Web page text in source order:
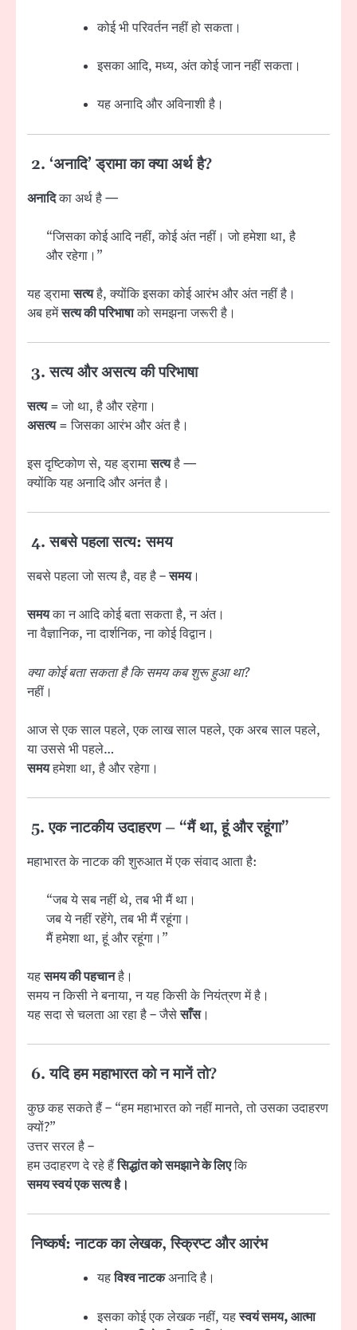
कोई भी परिवर्तन नहीं हो सकता।
इसका आदि, मध्य, अंत कोई जान नहीं सकता।
यह अनादि और अविनाशी है।
2. ‘अनादि’ ड्रामा का क्या अर्थ है?
अनादिका अर्थ है —
“जिसका कोई आदि नहीं, कोई अंत नहीं। जो हमेशा था, है
और रहेगा।”
यह ड्रामासत्यहै, क्योंकि इसका कोई आरंभ और अंत नहीं है।
अब हमेंसत्य की परिभाषाको समझना जरूरी है।
3. सत्य और असत्य की परिभाषा
सत्य= जो था, है और रहेगा।
असत्य= जिसका आरंभ और अंत है।
इस दृष्टिकोण से, यह ड्रामासत्यहै —
क्योंकि यह अनादि और अनंत है।
4. सबसे पहला सत्य: समय
सबसे पहला जो सत्य है, वह है –समय।
समयका न आदि कोई बता सकता है, न अंत।
ना वैज्ञानिक, ना दार्शनिक, ना कोई विद्वान।
क्या कोई बता सकता है कि समय कब शुरू हुआ था?
नहीं।
आज से एक साल पहले, एक लाख साल पहले, एक अरब साल पहले,
या उससे भी पहले…
समयहमेशा था, है और रहेगा।
5. एक नाटकीय उदाहरण – “मैं था, हूं और रहूंगा”
महाभारत के नाटक की शुरुआत में एक संवाद आता है:
“जब ये सब नहीं थे, तब भी मैं था।
जब ये नहीं रहेंगे, तब भी मैं रहूंगा।
मैं हमेशा था, हूं और रहूंगा।”
यहसमय की पहचानहै।
समय न किसी ने बनाया, न यह किसी के नियंत्रण में है।
यह सदा से चलता आ रहा है – जैसेसाँस।
6. यदि हम महाभारत को न मानें तो?
कुछ कह सकते हैं – “हम महाभारत को नहीं मानते, तो उसका उदाहरण
क्यों?”
उत्तर सरल है –
हम उदाहरण दे रहे हैंसिद्धांत को समझाने के लिएकि
समय स्वयं एक सत्य है।
निष्कर्ष: नाटक का लेखक, स्क्रिप्ट और आरंभ
यहविश्व नाटकअनादि है।
इसका कोई एक लेखक नहीं, यहस्वयं समय, आत्मा